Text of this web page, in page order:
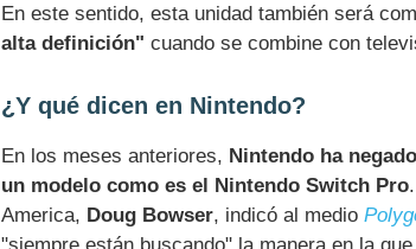
En este sentido, esta unidad también será
alta definición" cuando se combine con
¿Y qué dicen en Nintendo?
En los meses anteriores, Nintendo ha
un modelo como es el Nintendo Switch Pro
America, Doug Bowser, indicó al medio
"siempre están buscando" la manera en la